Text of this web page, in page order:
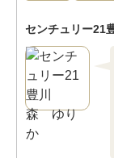
センチュリー21豊